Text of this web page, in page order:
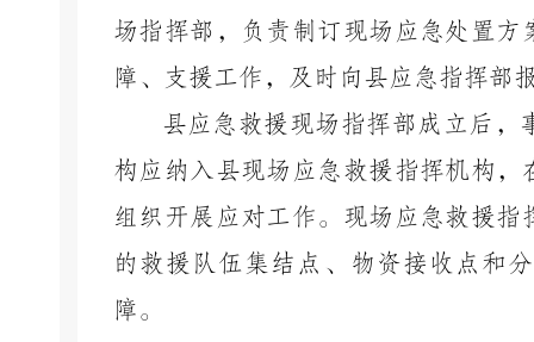
场指挥部，负责制订现场应急处置
障、支援工作，及时向县应急指挥部
县应急救援现场指挥部成立后
构应纳入县现场应急救援指挥机构
组织开展应对工作。现场应急救援
的救援队伍集结点、物资接收点和
障。